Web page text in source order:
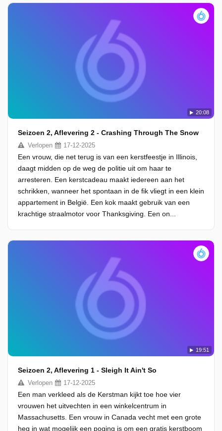
20:08
Seizoen 2, Aflevering 2 - Crashing Through The Snow
Verlopen 17-12-2025
Een vrouw, die net terug is van een kerstfeestje in Illinois,
daagt midden op de weg de politie uit om haar te
arresteren. Een kerstcadeau maakt iedereen aan het
schrikken, wanneer het spontaan in de fik vliegt in een klein
appartement in België. Een kok maakt gebruik van een
krachtige straalmotor voor Thanksgiving. Een on...
19:51
Seizoen 2, Aflevering 1 - Sleigh It Ain't So
Verlopen 17-12-2025
Een man verkleed als de Kerstman kijkt toe hoe vier
vrouwen het uitvechten in een winkelcentrum in
Massachusetts. Een vrouw in Canada vecht met een grote
heg in wat mogelijk een poging is om een ​​gratis kerstboom